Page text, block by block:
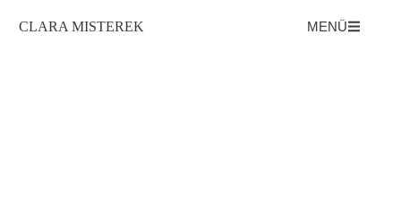
CLARA MISTEREK MENÜ